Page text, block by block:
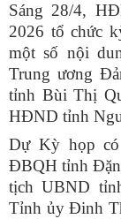
Sáng 28/4,
2026 tổ chức
một số nội
Trung ương
tỉnh Bùi Thị
HĐND tỉnh
Dự Kỳ họp
ĐBQH tỉnh
tịch UBND
Tỉnh ủy Đinh